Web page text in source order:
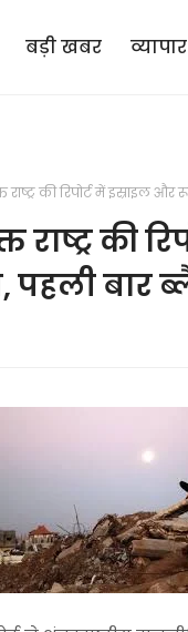
बड़ी खबर व्यापार
की रिपोर्ट में इस्राइल
राष्ट्र की
पहली बार